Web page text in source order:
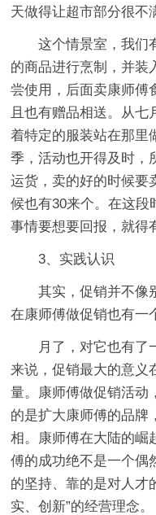
天做得让超市部分很不
这个情景室，我们
的商品进行烹制，并装
尝使用，后面卖康师傅
且也有赠品相送。从七
着特定的服装站在那里
季，活动也开得及时，
运货，卖的好的时候要
候也有30来个。在这段
事情要想要回报，就得
3、实践认识
其实，促销并不像
在康师傅做促销也有一
月了，对它也有了
来说，促销最大的意义
量。康师傅做促销活动
的是扩大康师傅的品牌
相。康师傅在大陆的崛
傅的成功绝不是一个偶
的坚持、靠的是对人才
实、创新”的经营理念。